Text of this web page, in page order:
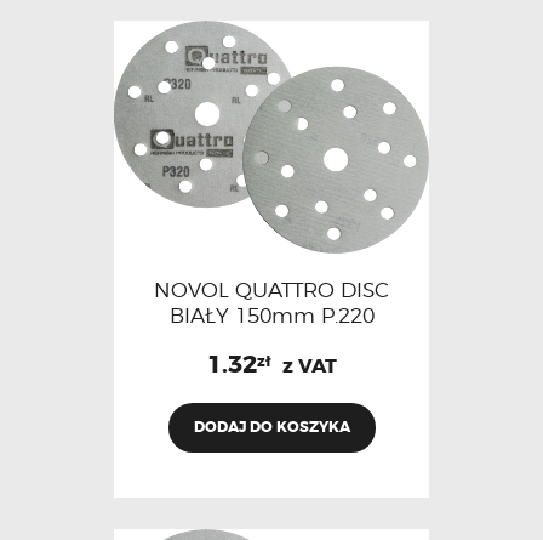
NOVOL QUATTRO DISC
BIAŁY 150mm P.220
1.32zł z VAT
DODAJ DO KOSZYKA